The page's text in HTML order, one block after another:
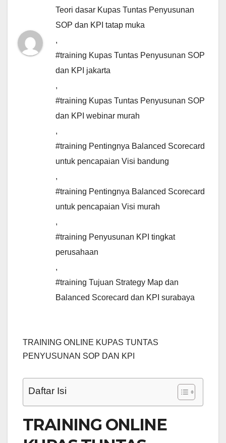
Teori dasar Kupas Tuntas Penyusunan
SOP dan KPI tatap muka
,
#training Kupas Tuntas Penyusunan SOP
dan KPI jakarta
,
#training Kupas Tuntas Penyusunan SOP
dan KPI webinar murah
,
#training Pentingnya Balanced Scorecard
untuk pencapaian Visi bandung
,
#training Pentingnya Balanced Scorecard
untuk pencapaian Visi murah
,
#training Penyusunan KPI tingkat
perusahaan
,
#training Tujuan Strategy Map dan
Balanced Scorecard dan KPI surabaya
TRAINING ONLINE KUPAS TUNTAS
PENYUSUNAN SOP DAN KPI
Daftar Isi
TRAINING ONLINE